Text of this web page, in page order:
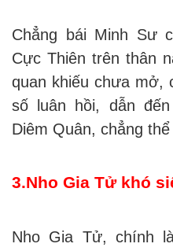
Chẳng bái Minh Sư
Cực Thiên trên thân
quan khiếu chưa mở,
số luân hồi, dẫn
Diêm Quân, chẳng
3.Nho Gia Tử khó
Nho Gia Tử, chính